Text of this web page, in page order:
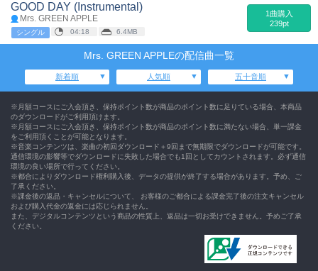
GOOD DAY (Instrumental)
Mrs. GREEN APPLE
シングル 04:18 6.4MB
1曲購入
239pt
Mrs. GREEN APPLEの配信曲一覧
新着順 人気順 五十音順
※月額コースにご入会頂き、保持ポイント数が商品のポイント数に足りている場合、本商品
のダウンロードがご利用頂けます。
※月額コースにご入会頂き、保持ポイント数が商品のポイント数に満たない場合、単一課金
をご利用頂くことが可能となります。
※音楽コンテンツは、楽曲の初回ダウンロード＋9回まで無期限でダウンロードが可能です。
通信環境の影響等でダウンロードに失敗した場合でも1回としてカウントされます。必ず通信
環境の良い場所で行ってください。
※都合によりダウンロード権利購入後、データの提供が終了する場合があります。予め、ご
了承ください。
※課金後の返品・キャンセルについて、 お客様のご都合による課金完了後の注文キャンセル
および購入代金の返金には応じられません。
また、デジタルコンテンツという商品の性質上、返品は一切お受けできません。予めご了承
ください。